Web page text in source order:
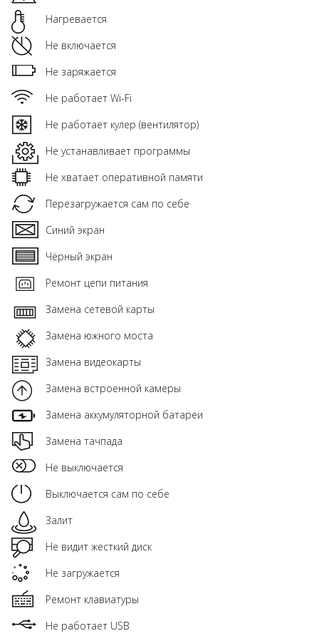
Нагревается
Не включается
Не заряжается
Не работает Wi-Fi
Не работает кулер (вентилятор)
Не устанавливает программы
Не хватает оперативной памяти
Перезагружается сам по себе
Синий экран
Чёрный экран
Ремонт цепи питания
Замена сетевой карты
Замена южного моста
Замена видеокарты
Замена встроенной камеры
Замена аккумуляторной батареи
Замена тачпада
Не выключается
Выключается сам по себе
Залит
Не видит жесткий диск
Не загружается
Ремонт клавиатуры
Не работает USB